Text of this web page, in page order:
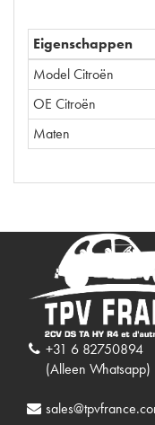
Eigenschappen
Model Citroën
OE Citroën
Maten
+31 6 82750894
(Alleen Whatsapp)